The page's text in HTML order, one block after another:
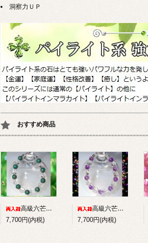
洞察力ＵＰ
おすすめ商品
高級六芒星水晶+パイライトインマラカイトのコンビブレスレット
7,700円(内税)
高級六芒星水晶+アメジストのコンビブレスレット
7,700円(内税)